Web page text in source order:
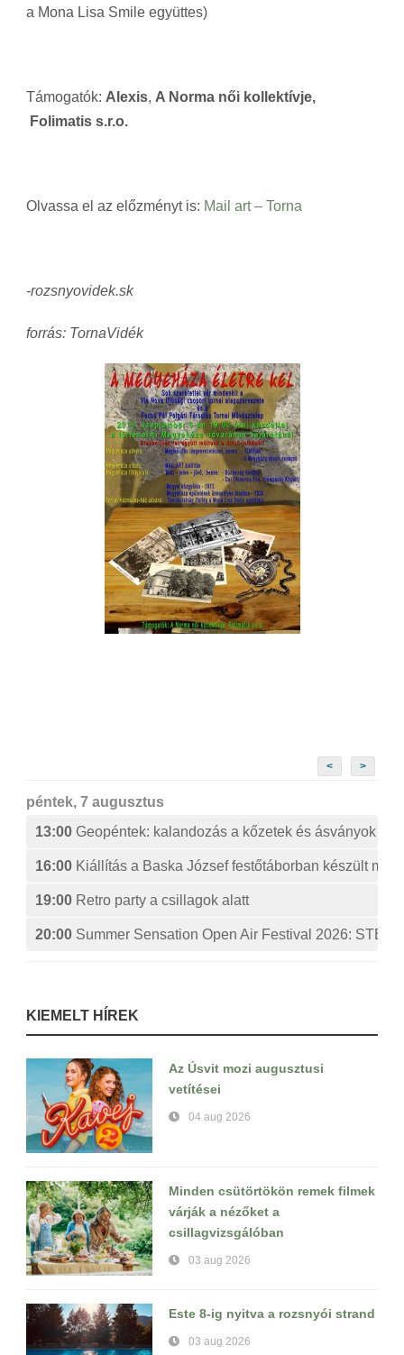
a Mona Lisa Smile együttes)
Támogatók: Alexis, A Norma női kollektívje,
Folimatis s.r.o.
Olvassa el az előzményt is: Mail art – Torna
-rozsnyovidek.sk
forrás: TornaVidék
< >
péntek, 7 augusztus
13:00 Geopéntek: kalandozás a kőzetek és ásványok
16:00 Kiállítás a Baska József festőtáborban készült
19:00 Retro party a csillagok alatt
20:00 Summer Sensation Open Air Festival 2026:
KIEMELT HÍREK
Az Úsvit mozi augusztusi
vetítései
04 aug 2026
Minden csütörtökön remek filmek
várják a nézőket a
csillagvizsgálóban
03 aug 2026
Este 8-ig nyitva a rozsnyói strand
03 aug 2026